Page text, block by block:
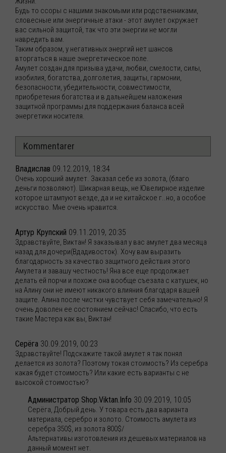
Будь то ссоры с нашими знакомыми или родственниками,
словесные или энергичные атаки - этот амулет окружает
вас сильной защитой, так что эти энергии не могли
навредить вам.
Таким образом, у негативных энергий нет шансов
вторгаться в наше энергетическое поле.
Амулет создан для призыва удачи, любви, смелости, силы,
изобилия, богатства, долголетия, защиты, гармонии,
безопасности, убедительности, совместимости,
приобретения богатства и в дальнейшем наложения
защитной программы для поддержания баланса всей
энергетики носителя.
Kommentarer
Владислав 09.12.2019, 18:34
Очень хороший амулет. Заказал себе из золота, (благо
деньги позволяют). Шикарная вещь, не Ювелирное изделие
которое штампуют везде, да и не китайское г..но, а особое
искусство. Мне очень нравится.
Артур Крупский 09.11.2019, 20:35
Здравствуйте, Виктан! Я заказывал у вас амулет два месяца
назад для дочери(Вдадивосток). Хочу вам выразить
благодарность за качество защитного действия этого
Амулета и завашу честность! Яна все еще продолжает
делать ей порчи и похоже она вообще съезала с катушек, но
на Алину они не имеют никакого влияния благодаря вашей
защите. Алина после чистки чувствует себя замечательно! Я
очень доволен ее состоянием сейчас! Спасибо, что есть
такие Мастера как вы, Виктан!
Серёга 30.09.2019, 00:23
Здравствуйте! Подскажите такой амулет я так понял
делается из золота? Поэтому токая стоимость? Из серебра
какая будет стоимость? Или какие есть варианты с не
высокой стоимостью?
Администратор Shop.Viktan.Info 30.09.2019, 10:05
Серёга, Добрый день. У товара есть два варианта
материала, серебро и золото. Стоимость амулета из
серебра 350$, из золота 800$/
Альтернативы изготовления из дешевых материалов на
данный момент нет.